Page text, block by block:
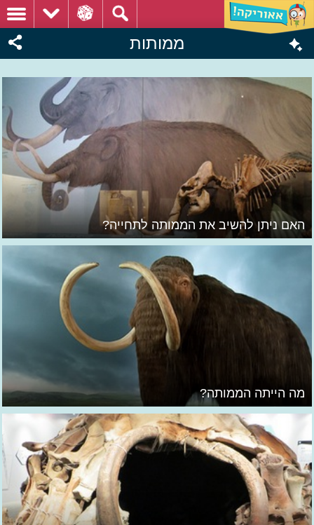
ממותות
האם ניתן להשיב את הממותה לתחייה?
מה הייתה הממותה?